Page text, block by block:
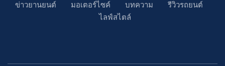
ข่าวยานยนต์ มอเตอร์ไซค์ บทความ
รีวิวรถยนต์
ไลฟ์สไตล์